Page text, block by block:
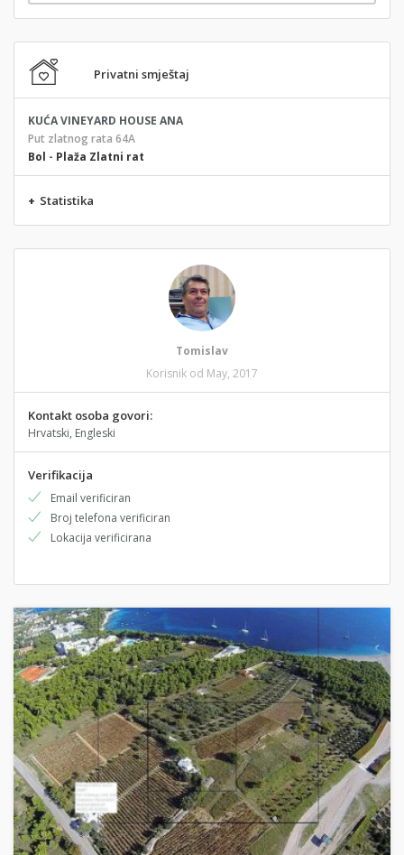
Privatni smještaj
KUĆA VINEYARD HOUSE ANA
Put zlatnog rata 64A
Bol - Plaža Zlatni rat
+ Statistika
Tomislav
Korisnik od May, 2017
Kontakt osoba govori:
Hrvatski, Engleski
Verifikacija
Email verificiran
Broj telefona verificiran
Lokacija verificirana